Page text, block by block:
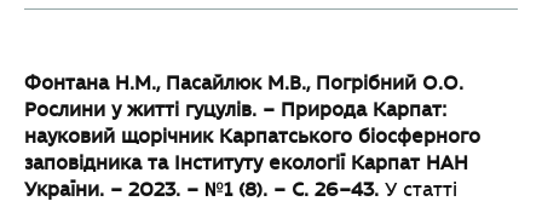
Фонтана Н.М., Пасайлюк М.В., Погрібний О.О.
Рослини у житті гуцулів. – Природа Карпат:
науковий щорічник Карпатського біосферного
заповідника та Інституту екології Карпат НАН
України. – 2023. – №1 (8). – С. 26–43. У статті